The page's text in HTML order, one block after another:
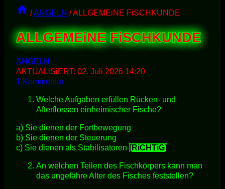
/ANGELN /ALLGEMEiNE FiSCHKUNDE
ALLGEMEiNE FiSCHKUNDE
ANGELN
AKTUALiSiERT: 02. Juli 2026 14:20
1 Kommentar
Welche Aufgaben erfüllen Rücken- und
Afterflossen einheimischer Fische?
a) Sie dienen der Fortbewegung
b) Sie dienen der Steuerung
c) Sie dienen als Stabilisatoren [RiCHTiG]
An welchen Teilen des Fischkörpers kann man
das ungefähre Alter des Fisches feststellen?